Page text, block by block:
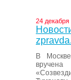
24 декабря
В